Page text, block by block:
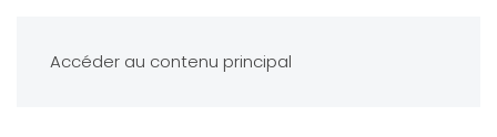
Accéder au contenu principal